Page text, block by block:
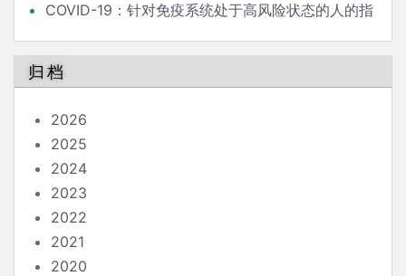
COVID-19：针对免疫系统处于高风险状态的人的指
归档
2026
2025
2024
2023
2022
2021
2020